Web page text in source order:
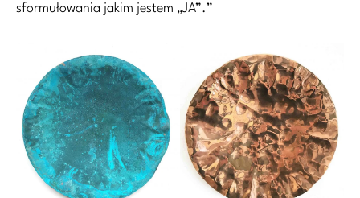
sformułowania jakim jestem „JA”.”